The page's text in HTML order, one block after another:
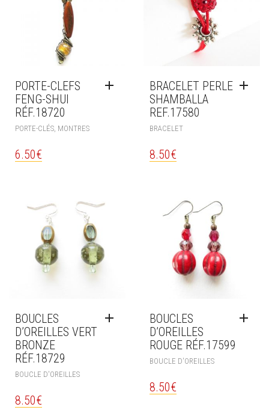
PORTE-CLEFS
FENG-SHUI
RÉF.18720
PORTE-CLÉS, MONTRES
6.50€
BRACELET PERLE
SHAMBALLA
REF.17580
BRACELET
8.50€
BOUCLES
D’OREILLES VERT
BRONZE
RÉF.18729
BOUCLE D'OREILLES
8.50€
BOUCLES
D’OREILLES
ROUGE RÉF.17599
BOUCLE D'OREILLES
8.50€